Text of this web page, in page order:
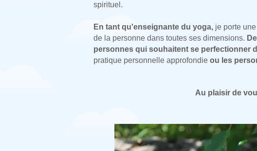
spirituel.
En tant qu'enseignante du yoga, je porte
de la personne dans toutes ses dimensions.
personnes qui souhaitent se perfectionner
pratique personnelle approfondie ou les
Au plaisir de